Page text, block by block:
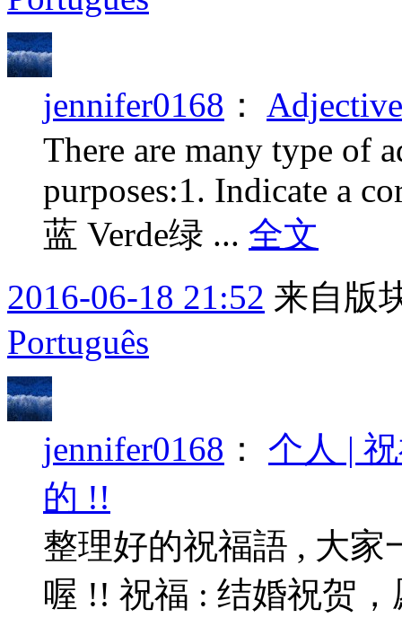
jennifer0168 ：
There are many type of
purposes:1. Indicate a
蓝 Verde绿 ... 全文
2016-06-18 21:52 来自版
Português
jennifer0168 ： 个人 |
的 !!
整理好的祝福語 , 大家
喔 !! 祝福 : 结婚祝贺，